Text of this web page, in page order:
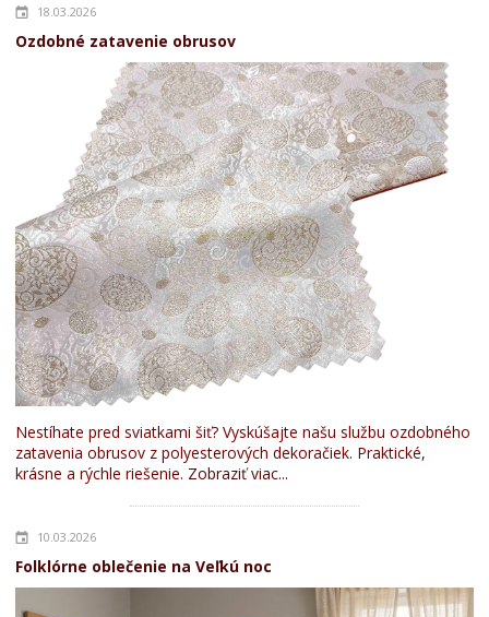
18.03.2026
Ozdobné zatavenie obrusov
Nestíhate pred sviatkami šiť? Vyskúšajte našu službu ozdobného
zatavenia obrusov z polyesterových dekoračiek. Praktické,
krásne a rýchle riešenie. Zobraziť viac...
10.03.2026
Folklórne oblečenie na Veľkú noc